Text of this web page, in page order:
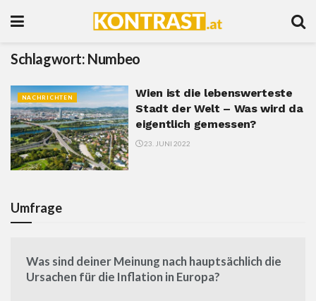
Schlagwort: Numbeo
NACHRICHTEN
Wien ist die lebenswerteste
Stadt der Welt – Was wird da
eigentlich gemessen?
23. JUNI 2022
Umfrage
Was sind deiner Meinung nach hauptsächlich die
Ursachen für die Inflation in Europa?